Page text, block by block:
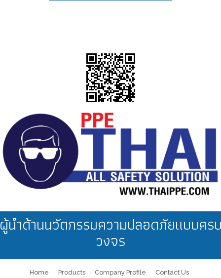
นำด้านนวัตกรรมความปลอดภัยแบบคร
วงจร
Home Products Company Profile Contact Us